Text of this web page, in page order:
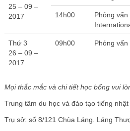
25 – 09 –
2017
14h00
Phỏng
Thứ 3
26 – 09 –
2017
09h00 Phỏng
Mọi thắc mắc và chi tiết học bổng vui
Trung tâm du học và đào tạo tiếng nhật
Trụ sở: số 8/121 Chùa Láng. Láng